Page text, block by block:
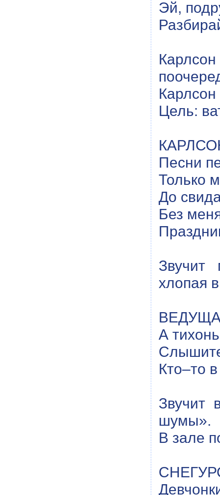
Эй,
Цель:
Песни
Только
До
Без
Звучит
хлопая
А
Кто–то
Звучит
шумы».
В зале